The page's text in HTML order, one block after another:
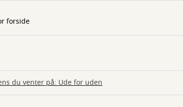
forside
du venter på: Ude for uden